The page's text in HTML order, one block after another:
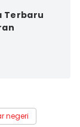
Terbaru
negeri